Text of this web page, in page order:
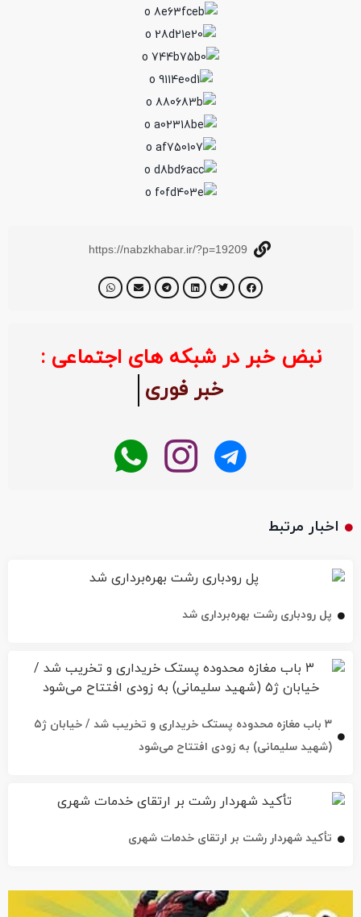
https://nabzkhabar.ir/?p=19209
نبض خبر در شبکه های اجتماعی :
خبر فوری
اخبار مرتبط
پل رودباری رشت بهره‌برداری شد
۳ باب مغازه محدوده پستک خریداری و تخریب شد / خیابان ژ۵
(شهید سلیمانی) به زودی افتتاح می‌شود
تأکید شهردار رشت بر ارتقای خدمات شهری